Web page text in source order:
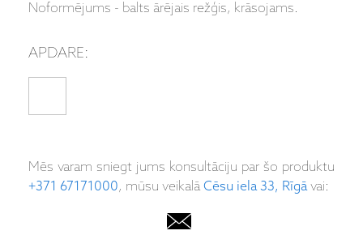
Noformējums - balts ārējais režģis, krāsojams.
APDARE:
Mēs varam sniegt jums konsultāciju par šo produktu
+371 67171000, mūsu veikalāCēsu iela 33, Rīgāvai: